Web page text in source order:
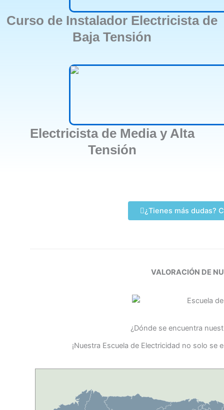
Curso de Instalador Electricista de
Baja Tensión
Electricista de Media y Alta
Tensión
¿Tienes más dudas?
VALORACIÓN DE
¿Dónde se encuentra
¡Nuestra Escuela de Electricidad no solo